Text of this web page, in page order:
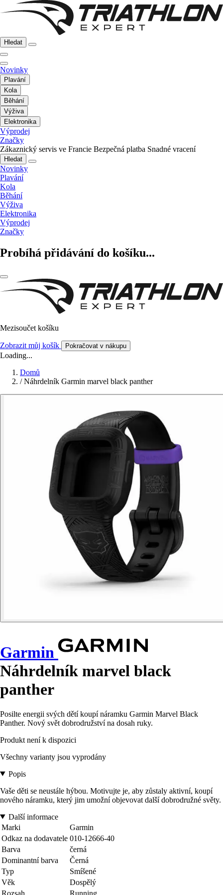
Hledat
Novinky
Plavání
Kola
Běhání
Výživa
Elektronika
Výprodej
Značky
Zákaznický servis ve Francie Bezpečná platba Snadné vracení
Hledat
Novinky
Plavání
Kola
Běhání
Výživa
Elektronika
Výprodej
Značky
Probíhá přidávání do košíku...
Mezisoučet košíku
Zobrazit můj košík Pokračovat v nákupu
Loading...
Domů
/ Náhrdelník Garmin marvel black panther
Garmin
Náhrdelník marvel black
panther
Posilte energii svých dětí koupí náramku Garmin Marvel Black
Panther. Nový svět dobrodružství na dosah ruky.
Produkt není k dispozici
Všechny varianty jsou vyprodány
Popis
Vaše děti se neustále hýbou. Motivujte je, aby zůstaly aktivní, koupí
nového náramku, který jim umožní objevovat další dobrodružné světy.
Další informace
Marki
Garmin
Odkaz na dodavatele 010-12666-40
Barva
černá
Dominantní barva
Černá
Typ
Smíšené
Věk
Dospělý
Rozsah
Running